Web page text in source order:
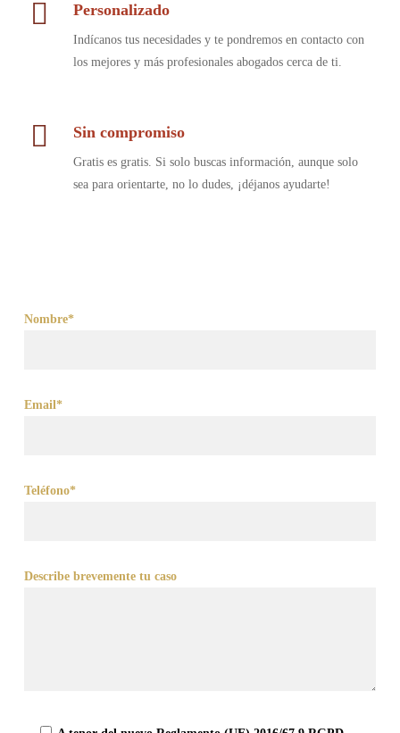
Personalizado
Indícanos tus necesidades y te pondremos en contacto con
los mejores y más profesionales abogados cerca de ti.
Sin compromiso
Gratis es gratis. Si solo buscas información, aunque solo
sea para orientarte, no lo dudes, ¡déjanos ayudarte!
Nombre*
Email*
Teléfono*
Describe brevemente tu caso